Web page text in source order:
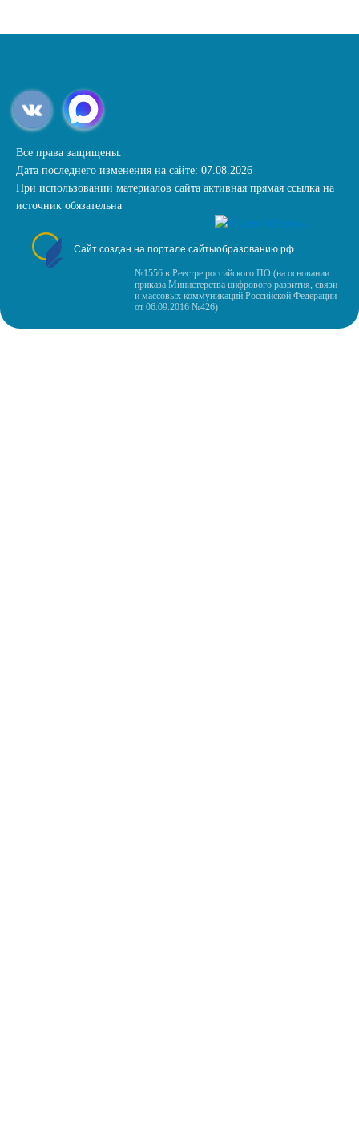
Все права защищены.
Дата последнего изменения на сайте: 07.08.2026
При использовании материалов сайта активная прямая ссылка на
источник обязательна
Сайт создан на портале сайтыобразованию.рф
№1556 в Реестре российского ПО (на основании
приказа Министерства цифрового развития, связи
и массовых коммуникаций Российской Федерации
от 06.09.2016 №426)